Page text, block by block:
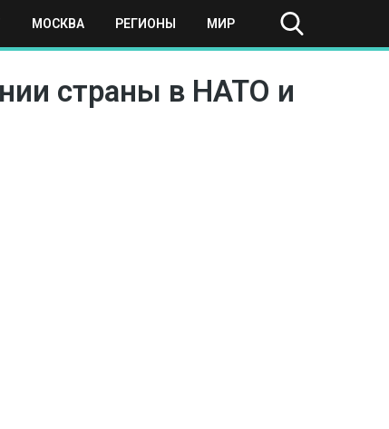
МОСКВА РЕГИОНЫ МИР
страны в НАТО и